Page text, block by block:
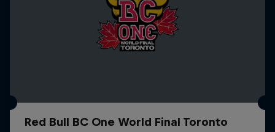
Red Bull BC One World Final Toronto